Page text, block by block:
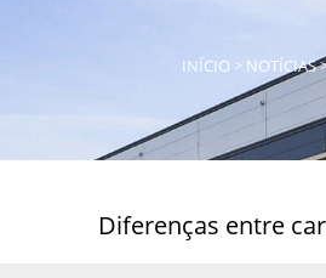
INÍCIO > NOTÍCIAS
Diferenças entre